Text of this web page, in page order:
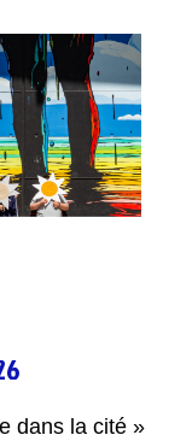
dans la cité »